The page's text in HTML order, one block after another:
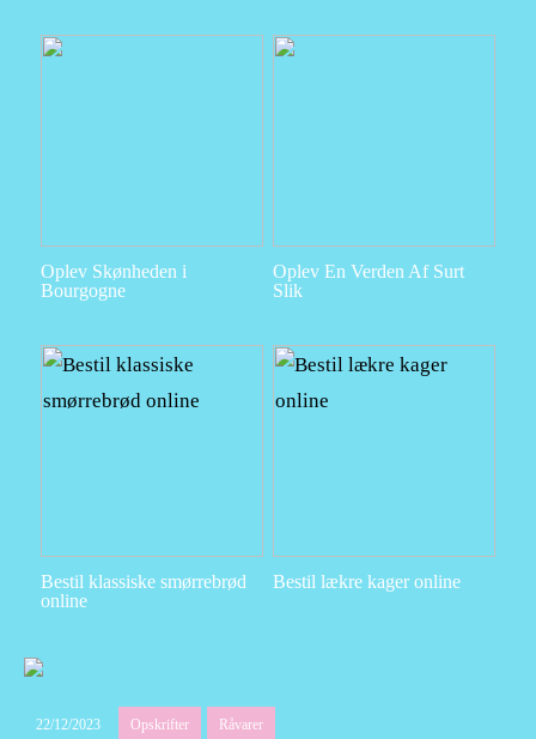
Oplev Skønheden i
Bourgogne
Oplev En Verden Af Surt
Slik
Bestil klassiske smørrebrød
online
Bestil lækre kager online
22/12/2023 Opskrifter Råvarer